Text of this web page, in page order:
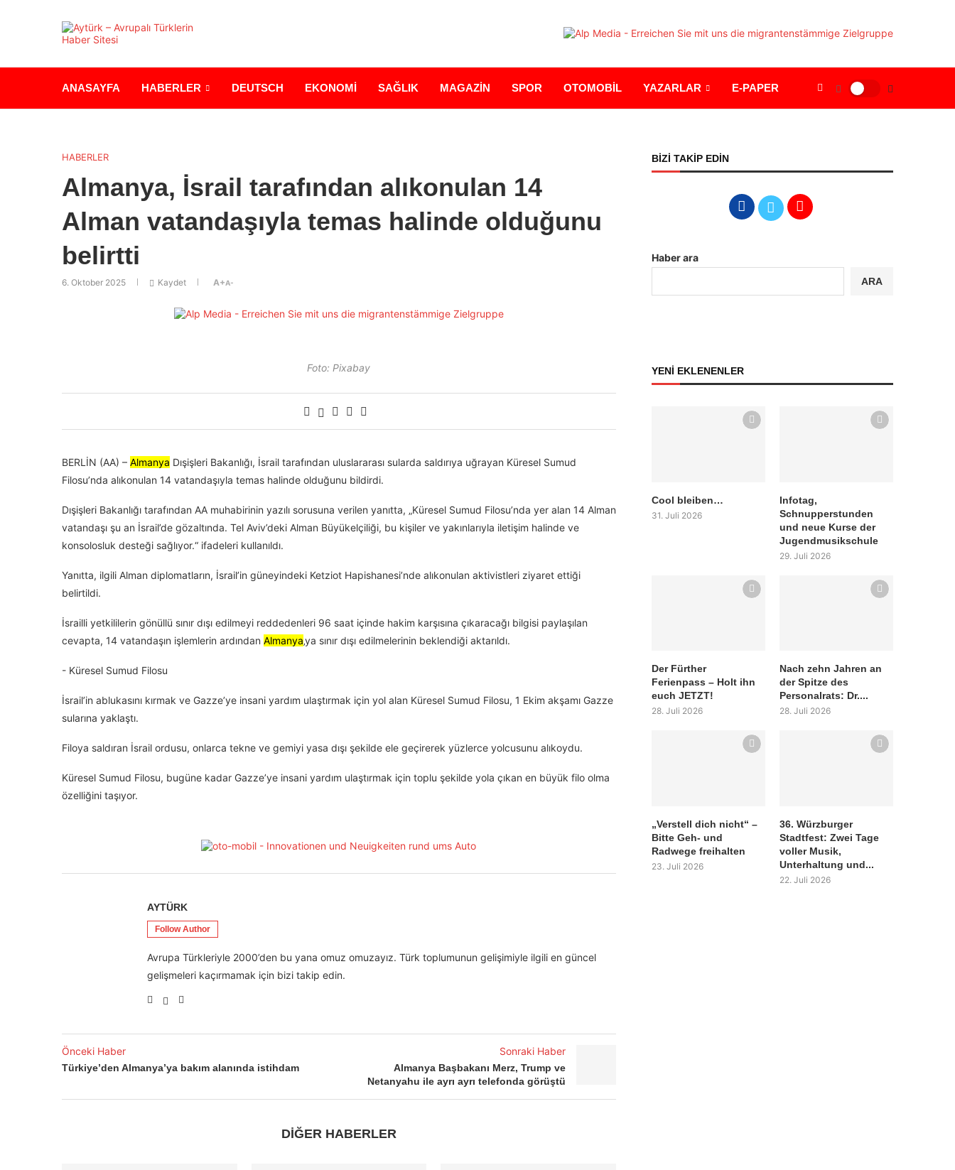
ANASAYFA HABERLER DEUTSCH EKONOMİ SAĞLIK MAGAZİN SPOR OTOMOBİL YAZARLAR E-PAPER
HABERLER
Almanya, İsrail tarafından alıkonulan 14
Alman vatandaşıyla temas halinde olduğunu
belirtti
6. Oktober 2025 Kaydet A+A-
Foto: Pixabay
BERLİN (AA) – Almanya Dışişleri Bakanlığı, İsrail tarafından uluslararası sularda saldırıya uğrayan Küresel Sumud
Filosu’nda alıkonulan 14 vatandaşıyla temas halinde olduğunu bildirdi.
Dışişleri Bakanlığı tarafından AA muhabirinin yazılı sorusuna verilen yanıtta, „Küresel Sumud Filosu’nda yer alan 14 Alman
vatandaşı şu an İsrail’de gözaltında. Tel Aviv’deki Alman Büyükelçiliği, bu kişiler ve yakınlarıyla iletişim halinde ve
konsolosluk desteği sağlıyor.“ ifadeleri kullanıldı.
Yanıtta, ilgili Alman diplomatların, İsrail’in güneyindeki Ketziot Hapishanesi’nde alıkonulan aktivistleri ziyaret ettiği
belirtildi.
İsrailli yetkililerin gönüllü sınır dışı edilmeyi reddedenleri 96 saat içinde hakim karşısına çıkaracağı bilgisi paylaşılan
cevapta, 14 vatandaşın işlemlerin ardından Almanya‚ya sınır dışı edilmelerinin beklendiği aktarıldı.
-⁠ ⁠Küresel Sumud Filosu
İsrail’in ablukasını kırmak ve Gazze’ye insani yardım ulaştırmak için yol alan Küresel Sumud Filosu, 1 Ekim akşamı Gazze
sularına yaklaştı.
Filoya saldıran İsrail ordusu, onlarca tekne ve gemiyi yasa dışı şekilde ele geçirerek yüzlerce yolcusunu alıkoydu.
Küresel Sumud Filosu, bugüne kadar Gazze’ye insani yardım ulaştırmak için toplu şekilde yola çıkan en büyük filo olma
özelliğini taşıyor.
AYTÜRK
Follow Author
Avrupa Türkleriyle 2000’den bu yana omuz omuzayız. Türk toplumunun gelişimiyle ilgili en güncel
gelişmeleri kaçırmamak için bizi takip edin.
Önceki Haber
Türkiye’den Almanya’ya bakım alanında istihdam
Sonraki Haber
Almanya Başbakanı Merz, Trump ve
Netanyahu ile ayrı ayrı telefonda görüştü
DİĞER HABERLER
BİZİ TAKİP EDİN
Haber ara
ARA
YENİ EKLENENLER
Cool bleiben…
31. Juli 2026
Infotag,
Schnupperstunden
und neue Kurse der
Jugendmusikschule
29. Juli 2026
Der Fürther
Ferienpass – Holt ihn
euch JETZT!
28. Juli 2026
Nach zehn Jahren an
der Spitze des
Personalrats: Dr....
28. Juli 2026
„Verstell dich nicht“ –
Bitte Geh- und
Radwege freihalten
23. Juli 2026
36. Würzburger
Stadtfest: Zwei Tage
voller Musik,
Unterhaltung und...
22. Juli 2026